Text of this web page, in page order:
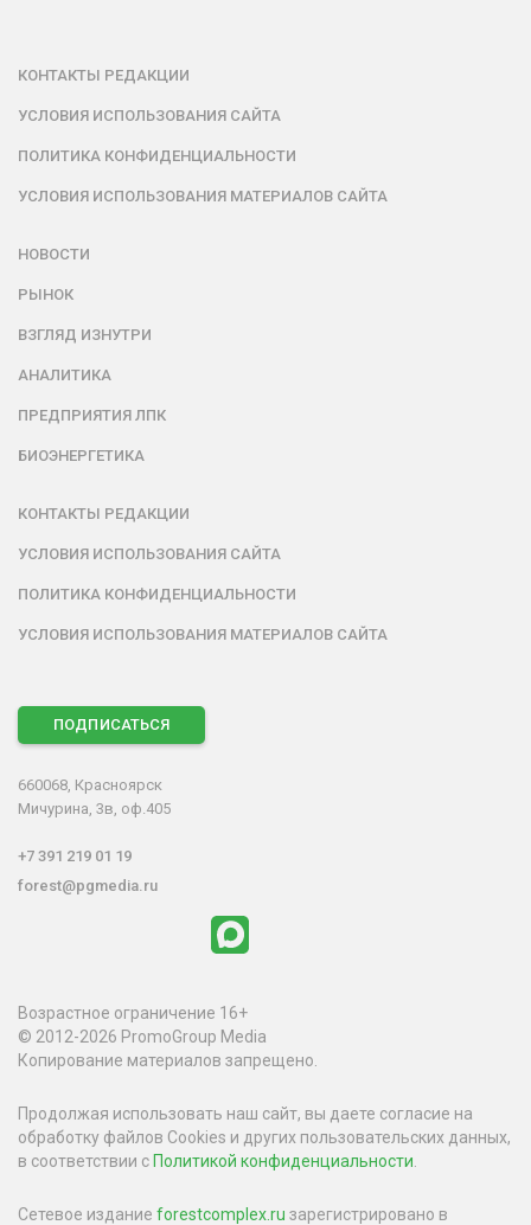
КОНТАКТЫ РЕДАКЦИИ
УСЛОВИЯ ИСПОЛЬЗОВАНИЯ САЙТА
ПОЛИТИКА КОНФИДЕНЦИАЛЬНОСТИ
УСЛОВИЯ ИСПОЛЬЗОВАНИЯ МАТЕРИАЛОВ САЙТА
НОВОСТИ
РЫНОК
ВЗГЛЯД ИЗНУТРИ
АНАЛИТИКА
ПРЕДПРИЯТИЯ ЛПК
БИОЭНЕРГЕТИКА
КОНТАКТЫ РЕДАКЦИИ
УСЛОВИЯ ИСПОЛЬЗОВАНИЯ САЙТА
ПОЛИТИКА КОНФИДЕНЦИАЛЬНОСТИ
УСЛОВИЯ ИСПОЛЬЗОВАНИЯ МАТЕРИАЛОВ САЙТА
ПОДПИСАТЬСЯ
660068, Красноярск
Мичурина, 3в, оф.405
+7 391 219 01 19
forest@pgmedia.ru
Возрастное ограничение 16+
© 2012-2026 PromoGroup Media
Копирование материалов запрещено.
Продолжая использовать наш сайт, вы даете согласие на
обработку файлов Cookies и других пользовательских данных,
в соответствии сПолитикой конфиденциальности
Сетевое издание forestcomplex.ru зарегистрировано в